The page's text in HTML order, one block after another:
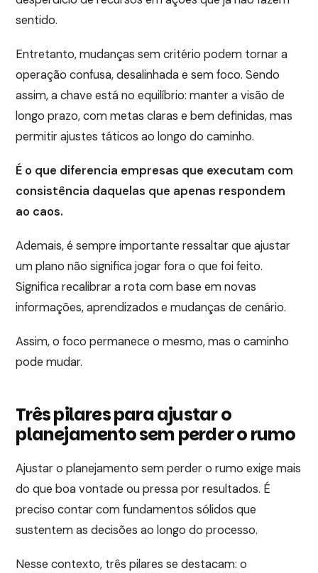
sentido.
Entretanto, mudanças sem critério podem tornar a
operação confusa, desalinhada e sem foco. Sendo
assim, a chave está no equilíbrio: manter a visão de
longo prazo, com metas claras e bem definidas, mas
permitir ajustes táticos ao longo do caminho.
É o que diferencia empresas que executam com
consistência daquelas que apenas respondem
ao caos.
Ademais, é sempre importante ressaltar que ajustar
um plano não significa jogar fora o que foi feito.
Significa recalibrar a rota com base em novas
informações, aprendizados e mudanças de cenário.
Assim, o foco permanece o mesmo, mas o caminho
pode mudar.
Três pilares para ajustar o
planejamento sem perder o rumo
Ajustar o planejamento sem perder o rumo exige mais
do que boa vontade ou pressa por resultados. É
preciso contar com fundamentos sólidos que
sustentem as decisões ao longo do processo.
Nesse contexto, três pilares se destacam: o